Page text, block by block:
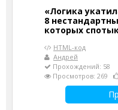
«Логика
8
которых
HTML-код
Андрей
Прохождений: 58
Просмотров: 269